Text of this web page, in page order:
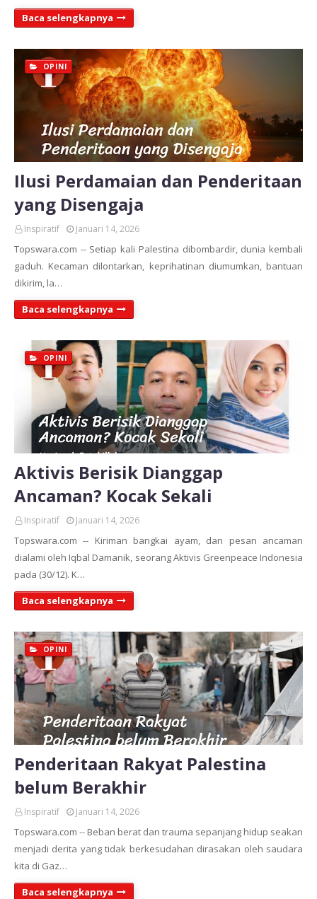
Baca selengkapnya
OPINI
Ilusi Perdamaian dan Penderitaan
yang Disengaja
Inspiratif Januari 14, 2026
Topswara.com -- Setiap kali Palestina dibombardir, dunia kembali
gaduh. Kecaman dilontarkan, keprihatinan diumumkan, bantuan
dikirim, la…
Baca selengkapnya
OPINI
Aktivis Berisik Dianggap
Ancaman? Kocak Sekali
Inspiratif Januari 14, 2026
Topswara.com -- Kiriman bangkai ayam, dan pesan ancaman
dialami oleh Iqbal Damanik, seorang Aktivis Greenpeace Indonesia
pada (30/12). K…
Baca selengkapnya
OPINI
Penderitaan Rakyat Palestina
belum Berakhir
Inspiratif Januari 14, 2026
Topswara.com -- Beban berat dan trauma sepanjang hidup seakan
menjadi derita yang tidak berkesudahan dirasakan oleh saudara
kita di Gaz…
Baca selengkapnya